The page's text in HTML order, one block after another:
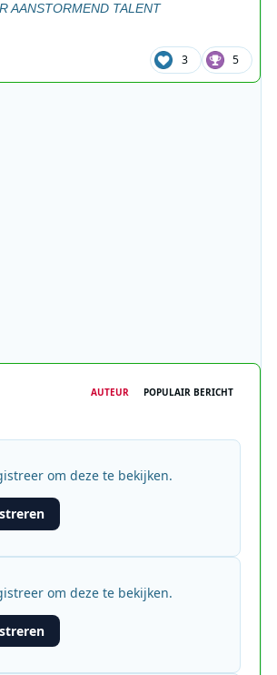
AANSTORMEND TALENT
3 5
AUTEUR POPULAIR BERICHT
om deze te bekijken.
om deze te bekijken.